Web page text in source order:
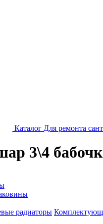
Каталог Для ремонта
3\4
радиаторы